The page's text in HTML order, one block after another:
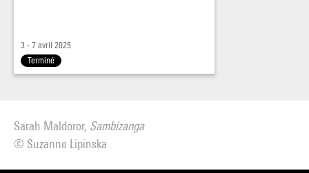
3 - 7 avril 2025
Terminé
Sarah Maldoror, Sambizanga
© Suzanne Lipinska